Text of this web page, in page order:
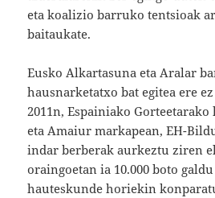
eta koalizio barruko tentsioak
baitaukate.
Eusko Alkartasuna eta Aralar
hausnarketatxo bat egitea ere
2011n, Espainiako
eta Amaiur markapean, EH-
indar berberak aurkeztu ziren
oraingoetan ia 10.000 boto
hauteskunde horiekin